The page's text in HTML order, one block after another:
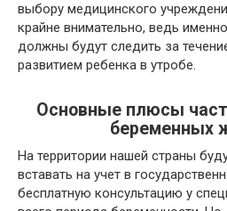
выбору медицинского
крайне внимательно, ведь
должны будут следить за
развитием ребенка в утробе.
Основные плюсы
беременных
На территории нашей страны
вставать на учет в
бесплатную консультацию у